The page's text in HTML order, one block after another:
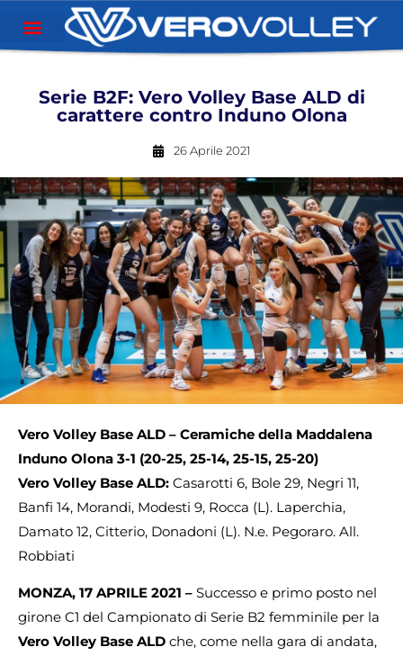
Serie B2F: Vero Volley Base ALD di
carattere contro Induno Olona
26 Aprile 2021
Vero Volley Base ALD – Ceramiche della Maddalena
Induno Olona 3-1 (20-25, 25-14, 25-15, 25-20)
Vero Volley Base ALD: Casarotti 6, Bole 29, Negri 11,
Banfi 14, Morandi, Modesti 9, Rocca (L). Laperchia,
Damato 12, Citterio, Donadoni (L). N.e. Pegoraro. All.
Robbiati
MONZA, 17 APRILE 2021 – Successo e primo posto nel
girone C1 del Campionato di Serie B2 femminile per la
Vero Volley Base ALD che, come nella gara di andata,